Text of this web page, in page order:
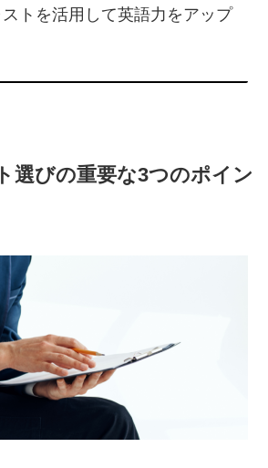
トを活用して英語力をアップ
選びの重要な3つのポイン